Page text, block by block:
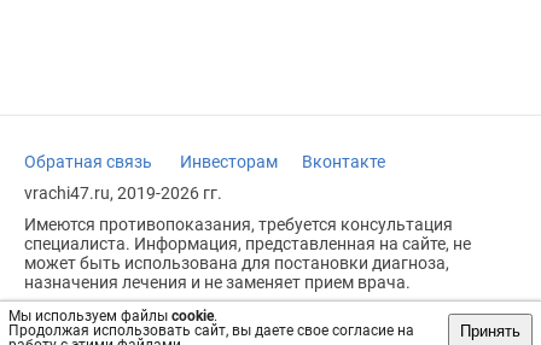
Мы используем файлы cookie.
Продолжая использовать сайт, вы даете свое согласие на
Принять
Обратная связь Инвесторам
Вконтакте
vrachi47.ru, 2019-2026 гг.
Имеются противопоказания, требуется консультация
специалиста. Информация, представленная на сайте, не
может быть использована для постановки диагноза,
назначения лечения и не заменяет прием врача.
Возрастное ограничение: 18+